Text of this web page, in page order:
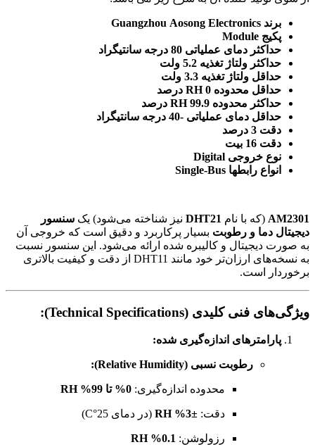
برند Guangzhou Aosong Electronics
پکیج Module
حداکثر دمای عملیاتی 80 درجه سانتیگراد
حداکثر ولتاژ تغذیه 5.2 ولت
حداقل ولتاژ تغذیه 3.3 ولت
حداقل محدوده RH 0 درصد
حداکثر محدوده RH 99.9 درصد
حداقل دمای عملیاتی -40 درجه سانتیگراد
دقت 3 درصد
دقت 16 بیت
نوع خروجی Digital
انواع رابطها Single-Bus
AM2301 (که با نام DHT21 نیز شناخته می‌شود) یک سنسور
دیجیتال دما و رطوبت بسیار پرکاربرد و دقیق است که خروجی آن
به صورت دیجیتال و کالیبره شده ارائه می‌شود. این سنسور نسبت
به نسخه‌های ارزان‌تر خود مانند DHT11 از دقت و کیفیت بالاتری
برخوردار است.
ویژگی‌های فنی کلیدی (Technical Specifications):
پارامترهای اندازه‌گیری شده:
رطوبت نسبی (Relative Humidity):
محدوده اندازه‌گیری: 0% تا 99% RH
دقت: ±3% RH (در دمای 25°C)
رزولوشن: 0.1% RH